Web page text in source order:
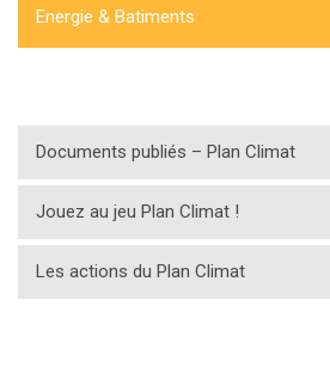
Energie & Batiments
Documents publiés – Plan Climat
Jouez au jeu Plan Climat !
Les actions du Plan Climat